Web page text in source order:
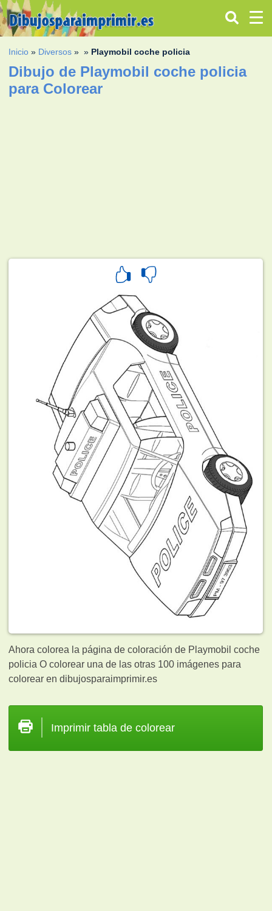
Inicio » Diversos » » Playmobil coche policia
Dibujo de Playmobil coche policia
para Colorear
Ahora colorea la página de coloración de Playmobil coche
policia O colorear una de las otras 100 imágenes para
colorear en dibujosparaimprimir.es
Imprimir tabla de colorear